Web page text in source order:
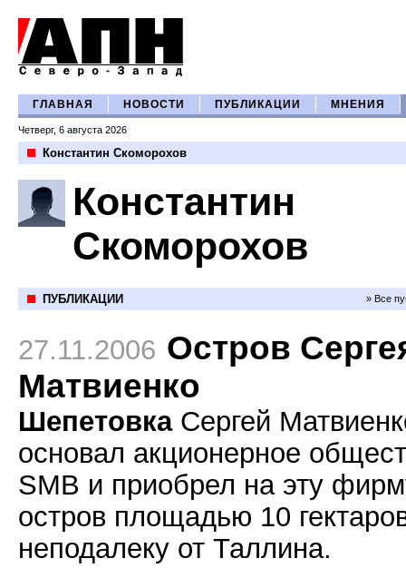
ГЛАВНАЯ НОВОСТИ ПУБЛИКАЦИИ МНЕНИЯ
Четверг, 6 августа 2026
Константин Скоморохов
Константин
Скоморохов
ПУБЛИКАЦИИ » Все
27.11.2006 Остров
Матвиенко
Шепетовка Сергей
основал акционерное
SMB и приобрел на эту
остров площадью 10
неподалеку от Таллина.